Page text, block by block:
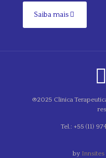
Saiba mais
®2025 Clínica
Tel.: +55 (11)
by